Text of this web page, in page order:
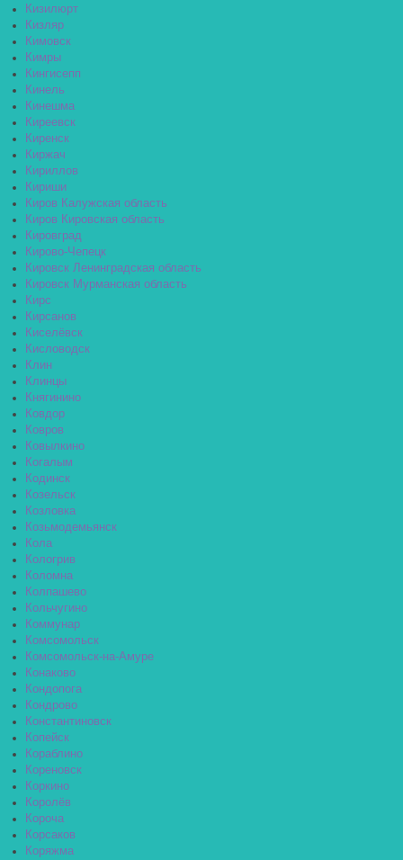
Кизилюрт
Кизляр
Кимовск
Кимры
Кингисепп
Кинель
Кинешма
Киреевск
Киренск
Киржач
Кириллов
Кириши
Киров Калужская область
Киров Кировская область
Кировград
Кирово-Чепецк
Кировск Ленинградская область
Кировск Мурманская область
Кирс
Кирсанов
Киселёвск
Кисловодск
Клин
Клинцы
Княгинино
Ковдор
Ковров
Ковылкино
Когалым
Кодинск
Козельск
Козловка
Козьмодемьянск
Кола
Кологрив
Коломна
Колпашево
Кольчугино
Коммунар
Комсомольск
Комсомольск-на-Амуре
Конаково
Кондопога
Кондрово
Константиновск
Копейск
Кораблино
Кореновск
Коркино
Королёв
Короча
Корсаков
Коряжма